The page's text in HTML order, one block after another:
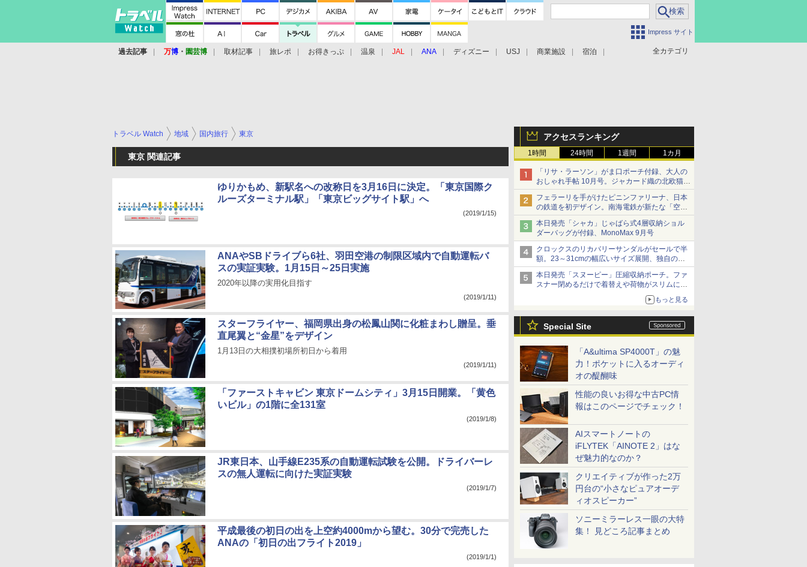
Impress サイト
全カテゴリ
過去記事 万博 ・ 園芸博 取材記事 旅レポ お得きっぷ 温泉 JAL ANA ディズニー USJ 商業施設 宿泊
アクセスランキング
1時間 24時間 1週間 1カ月
「リサ・ラーソン」がま口ポーチ付録、大人の
おしゃれ手帖 10月号。ジャカード織の北欧猫デ
ザイン
フェラーリを手がけたピニンファリーナ、日本
の鉄道を初デザイン。南海電鉄が新たな「空港
特急」をなにわ筋線へ導入
本日発売「シャカ」じゃばら式4層収納ショル
ダーバッグが付録、MonoMax 9月号
クロックスのリカバリーサンダルがセールで半
額。23～31cmの幅広いサイズ展開、独自のク
ッション素材を採用
本日発売「スヌーピー」圧縮収納ポーチ。ファ
スナー閉めるだけで着替えや荷物がスリムにま
もっと見る
Special Site
「A&ultima SP4000T」の魅
力！ポケットに入るオーディ
オの醍醐味
性能の良いお得な中古PC情
報はこのページでチェック！
AIスマートノートの
iFLYTEK「AINOTE 2」はな
ぜ魅力的なのか？
クリエイティブが作った2万
円台の“小さなピュアオーデ
ィオスピーカー”
ソニーミラーレス一眼の大特
集！ 見どころ記事まとめ
トラベル Watch 地域 国内旅行 東京
東京 関連記事
ゆりかもめ、新駅名への改称日を3月16日に決定。「東京国際ク
ルーズターミナル駅」「東京ビッグサイト駅」へ
(2019/1/15)
ANAやSBドライブら6社、羽田空港の制限区域内で自動運転バ
スの実証実験。1月15日～25日実施
2020年以降の実用化目指す
(2019/1/11)
スターフライヤー、福岡県出身の松鳳山関に化粧まわし贈呈。垂
直尾翼と“金星”をデザイン
1月13日の大相撲初場所初日から着用
(2019/1/11)
「ファーストキャビン 東京ドームシティ」3月15日開業。「黄色
いビル」の1階に全131室
(2019/1/8)
JR東日本、山手線E235系の自動運転試験を公開。ドライバーレ
スの無人運転に向けた実証実験
(2019/1/7)
平成最後の初日の出を上空約4000mから望む。30分で完売した
ANAの「初日の出フライト2019」
(2019/1/1)